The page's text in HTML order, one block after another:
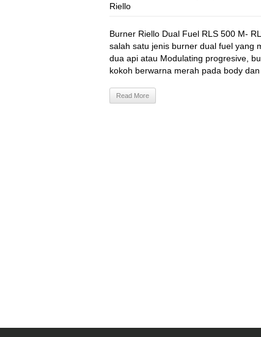
Riello
Burner Riello Dual Fuel RLS 500 M-
salah satu jenis burner dual fuel yang
dua api atau Modulating progresive,
kokoh berwarna merah pada body
Read More